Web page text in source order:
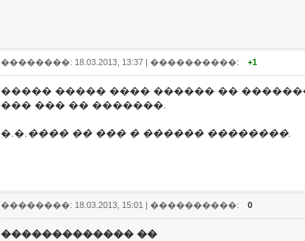
��������: 18.03.2013, 13:37 | ����������: +1
����� ����� ���� ������ ��
��� ��� �� �������.
�.�.���� �� ��� � ������ ��������.
��������: 18.03.2013, 15:01 | ����������: 0
������������� ��